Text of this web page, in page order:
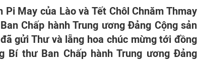
May của Lào và Tết Chôl Chnăm Thmay
Chấp hành Trung ương Ðảng Cộng sản
gửi Thư và lẵng hoa chúc mừng tới đồng
Bí thư Ban Chấp hành Trung ương Ðảng